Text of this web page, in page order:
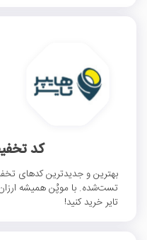
کد
بهترین و جدیدترین کدهای
تست‌شده. با موپُن همیشه
تایر خرید کنید!